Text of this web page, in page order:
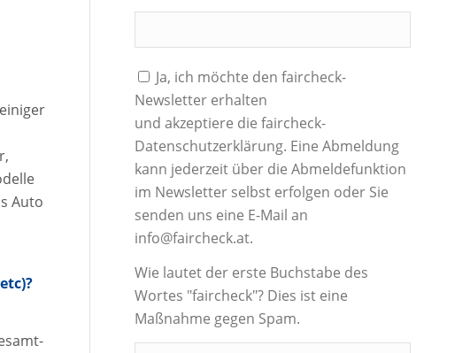
Auto
Ja, ich möchte den faircheck-
Newsletter erhalten
und akzeptiere die faircheck-
Datenschutzerklärung. Eine Abmeldung
kann jederzeit über die Abmeldefunktion
im Newsletter selbst erfolgen oder Sie
senden uns eine E-Mail an
info@faircheck.at.
Wie lautet der erste Buchstabe des
Wortes "faircheck"? Dies ist eine
Maßnahme gegen Spam.